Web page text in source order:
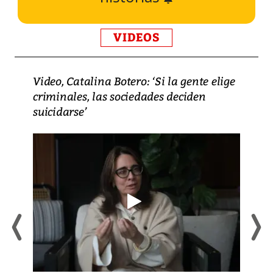
VIDEOS
Video, Catalina Botero: ‘Si la gente elige
criminales, las sociedades deciden
suicidarse’